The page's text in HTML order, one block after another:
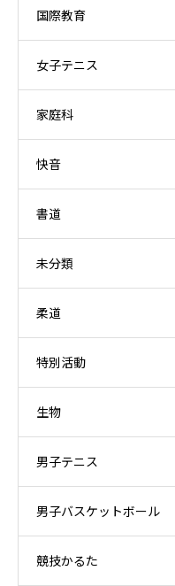
国際教育
女子テニス
家庭科
快音
書道
未分類
柔道
特別活動
生物
男子テニス
男子バスケットボール
競技かるた